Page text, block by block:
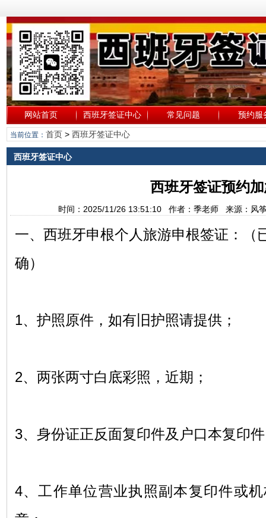
网站首页 西班牙签证中心 常见问题 预约服
当前位置： 首页> 西班牙签证中心
西班牙签证中心
西班牙签证预约
时间：2025/11/26 13:51:10 作者：季老师 来源：风
一、西班牙申根个人旅游申根签证：（
确）
1、护照原件，如有旧护照请提供；
2、两张两寸白底彩照，近期；
3、身份证正反面复印件及户口本复印
4、工作单位营业执照副本复印件或